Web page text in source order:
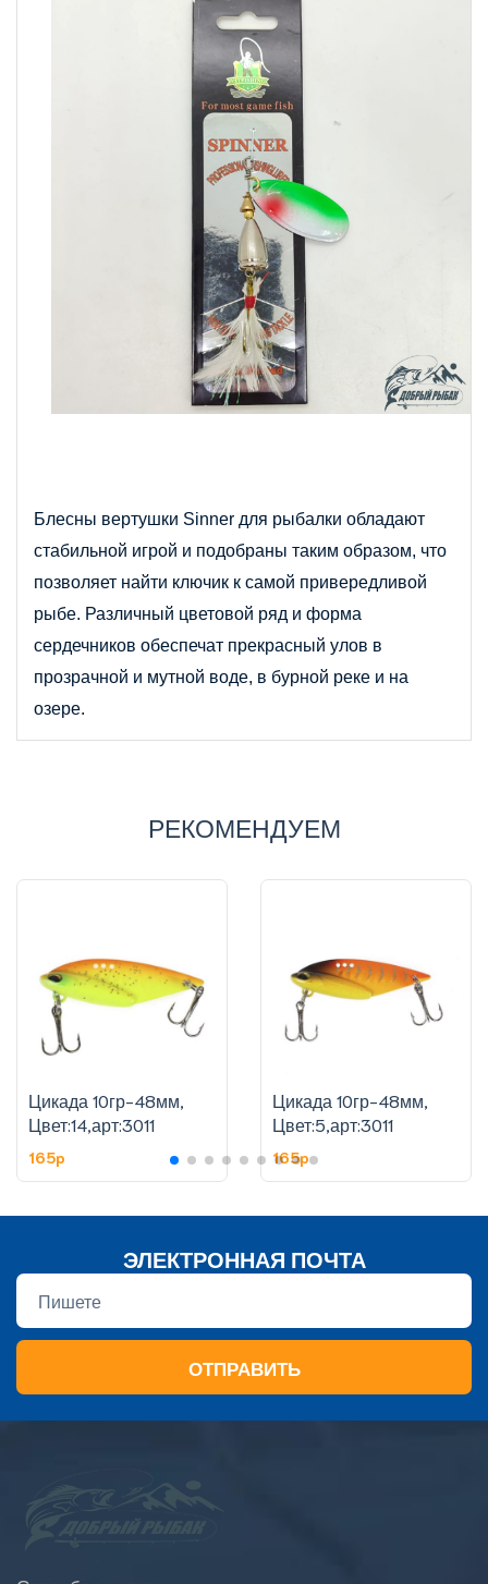
Блесны вертушки Sinner для рыбалки обладают
стабильной игрой и подобраны таким образом, что
позволяет найти ключик к самой привередливой
рыбе. Различный цветовой ряд и форма
сердечников обеспечат прекрасный улов в
прозрачной и мутной воде, в бурной реке и на
озере.
РЕКОМЕНДУЕМ
Цикада 10гр-48мм,
Цвет:14,арт:3011
165p
Цикада 10гр-48мм,
Цвет:5,арт:3011
165p
ЭЛЕКТРОННАЯ ПОЧТА
ОТПРАВИТЬ